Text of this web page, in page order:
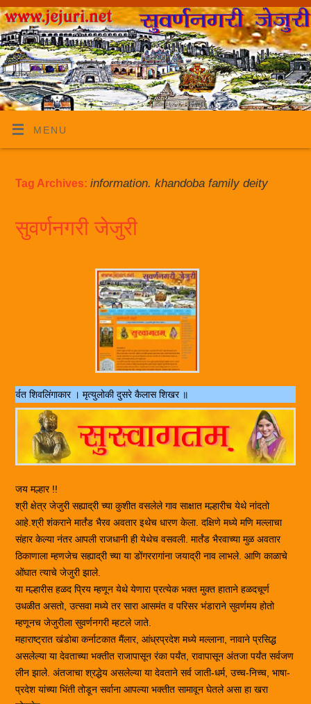
MENU
Tag Archives: information. khandoba family deity
सुवर्णनगरी जेजुरी
। मृत्युलोकी दुसरे कैलास शिखर ॥
जय मल्हार !!
श्री क्षेत्र जेजुरी सह्याद्री च्या कुशीत वसलेले गाव साक्षात मल्हारीच येथे नांदतो
आहे.श्री शंकराने मार्तंड भैरव अवतार इथेच धारण केला. दक्षिणे मध्ये मणि मल्लाचा
संहार केल्या नंतर आपली राजधानी ही येथेच वसवली. मार्तंड भैरवाच्या मुळ अवतार
ठिकाणाला म्हणजेच सह्याद्री च्या या डोंगररागांना जयाद्री नाव लाभले. आणि काळाचे
ओंघात त्याचे जेजुरी झाले.
या मल्हारीस हळद प्रिय म्हणून येथे येणारा प्रत्येक भक्त मुक्त हाताने हळदचूर्ण
उधळीत असतो, उत्सवा मध्ये तर सारा आसमंत व परिसर भंडाराने सुवर्णमय होतो
म्हणूनच जेजुरीला सुवर्णनगरी म्हटले जाते.
महाराष्ट्रात खंडोबा कर्नाटकात मैंलार, आंध्रप्रदेश मध्ये मल्लाना, नावाने प्रसिद्ध
असलेल्या या देवताच्या भक्तीत राजापासून रंका पर्यंत, रावापासून अंतजा पर्यंत सर्वजण
लीन झाले. अंतजाचा श्रद्धेय असलेल्या या देवताने सर्व जाती-धर्म, उच्च-निच्च, भाषा-
प्रदेश यांच्या भिंती तोडून सर्वाना आपल्या भक्तीत सामावून घेतले असा हा खरा